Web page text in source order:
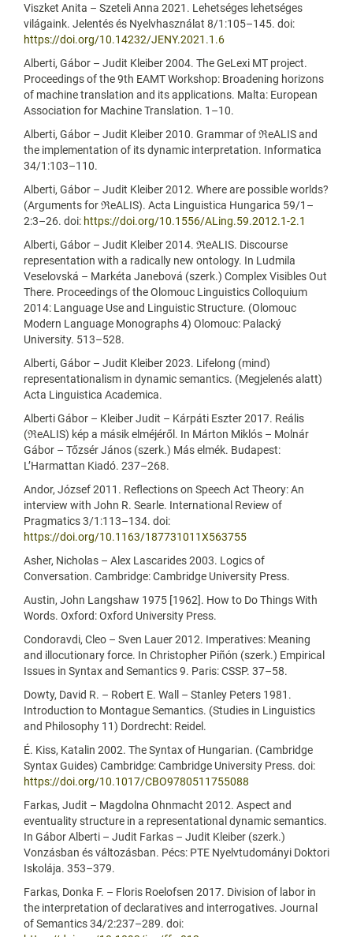
Viszket Anita – Szeteli Anna 2021. Lehetséges lehetséges
világaink. Jelentés és Nyelvhasználat 8/1:105–145. doi:
https://doi.org/10.14232/JENY.2021.1.6
Alberti, Gábor – Judit Kleiber 2004. The GeLexi MT project.
Proceedings of the 9th EAMT Workshop: Broadening horizons
of machine translation and its applications. Malta: European
Association for Machine Translation. 1–10.
Alberti, Gábor – Judit Kleiber 2010. Grammar of ℜeALIS and
the implementation of its dynamic interpretation. Informatica
34/1:103–110.
Alberti, Gábor – Judit Kleiber 2012. Where are possible worlds?
(Arguments for ℜeALIS). Acta Linguistica Hungarica 59/1–
2:3–26. doi: https://doi.org/10.1556/ALing.59.2012.1-2.1
Alberti, Gábor – Judit Kleiber 2014. ℜeALIS. Discourse
representation with a radically new ontology. In Ludmila
Veselovská – Markéta Janebová (szerk.) Complex Visibles Out
There. Proceedings of the Olomouc Linguistics Colloquium
2014: Language Use and Linguistic Structure. (Olomouc
Modern Language Monographs 4) Olomouc: Palacký
University. 513–528.
Alberti, Gábor – Judit Kleiber 2023. Lifelong (mind)
representationalism in dynamic semantics. (Megjelenés alatt)
Acta Linguistica Academica.
Alberti Gábor – Kleiber Judit – Kárpáti Eszter 2017. Reális
(ℜeALIS) kép a másik elméjéről. In Márton Miklós – Molnár
Gábor – Tőzsér János (szerk.) Más elmék. Budapest:
L’Harmattan Kiadó. 237–268.
Andor, József 2011. Reflections on Speech Act Theory: An
interview with John R. Searle. International Review of
Pragmatics 3/1:113–134. doi:
https://doi.org/10.1163/187731011X563755
Asher, Nicholas – Alex Lascarides 2003. Logics of
Conversation. Cambridge: Cambridge University Press.
Austin, John Langshaw 1975 [1962]. How to Do Things With
Words. Oxford: Oxford University Press.
Condoravdi, Cleo – Sven Lauer 2012. Imperatives: Meaning
and illocutionary force. In Christopher Piñón (szerk.) Empirical
Issues in Syntax and Semantics 9. Paris: CSSP. 37–58.
Dowty, David R. – Robert E. Wall – Stanley Peters 1981.
Introduction to Montague Semantics. (Studies in Linguistics
and Philosophy 11) Dordrecht: Reidel.
É. Kiss, Katalin 2002. The Syntax of Hungarian. (Cambridge
Syntax Guides) Cambridge: Cambridge University Press. doi:
https://doi.org/10.1017/CBO9780511755088
Farkas, Judit – Magdolna Ohnmacht 2012. Aspect and
eventuality structure in a representational dynamic semantics.
In Gábor Alberti – Judit Farkas – Judit Kleiber (szerk.)
Vonzásban és változásban. Pécs: PTE Nyelvtudományi Doktori
Iskolája. 353–379.
Farkas, Donka F. – Floris Roelofsen 2017. Division of labor in
the interpretation of declaratives and interrogatives. Journal
of Semantics 34/2:237–289. doi: